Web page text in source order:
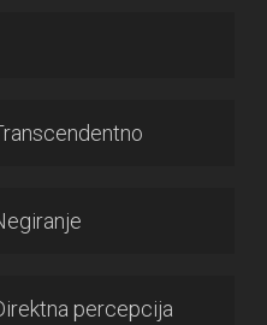
percepcija